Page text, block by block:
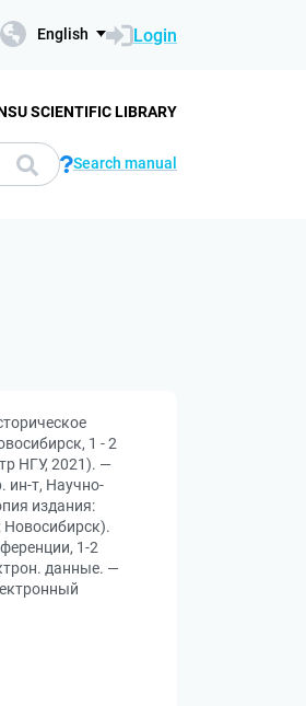
English Login
SCIENTIFIC LIBRARY
Search manual
1 - 2
НГУ, 2021). —
ин-т, Научно-
издания:
Новосибирск).
1-2
данные. —